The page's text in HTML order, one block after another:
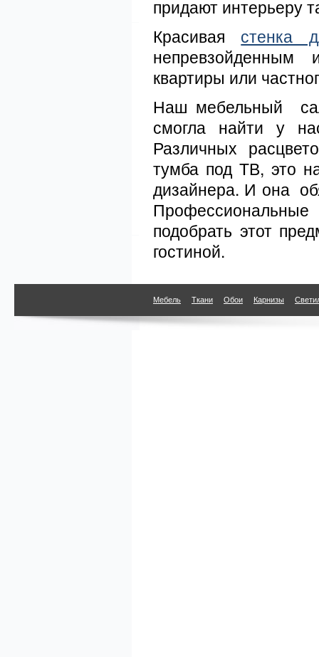
придают интерьеру
Красивая стенка
квартиры или
Наш мебельный
смогла найти у
Различных
тумба под ТВ, это
дизайнера. И она
подобрать этот
гостиной.
Мебель Ткани Обои Карнизы